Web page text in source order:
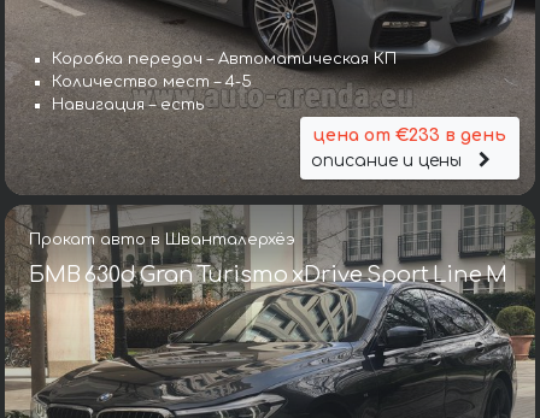
Коробка передач – Автоматическая КП
Количество мест – 4-5
Навигация – есть
цена от €233 в день
описание и цены
Прокат авто в Шванталерхёэ
БМВ 630d Gran Turismo xDrive Sport Line М